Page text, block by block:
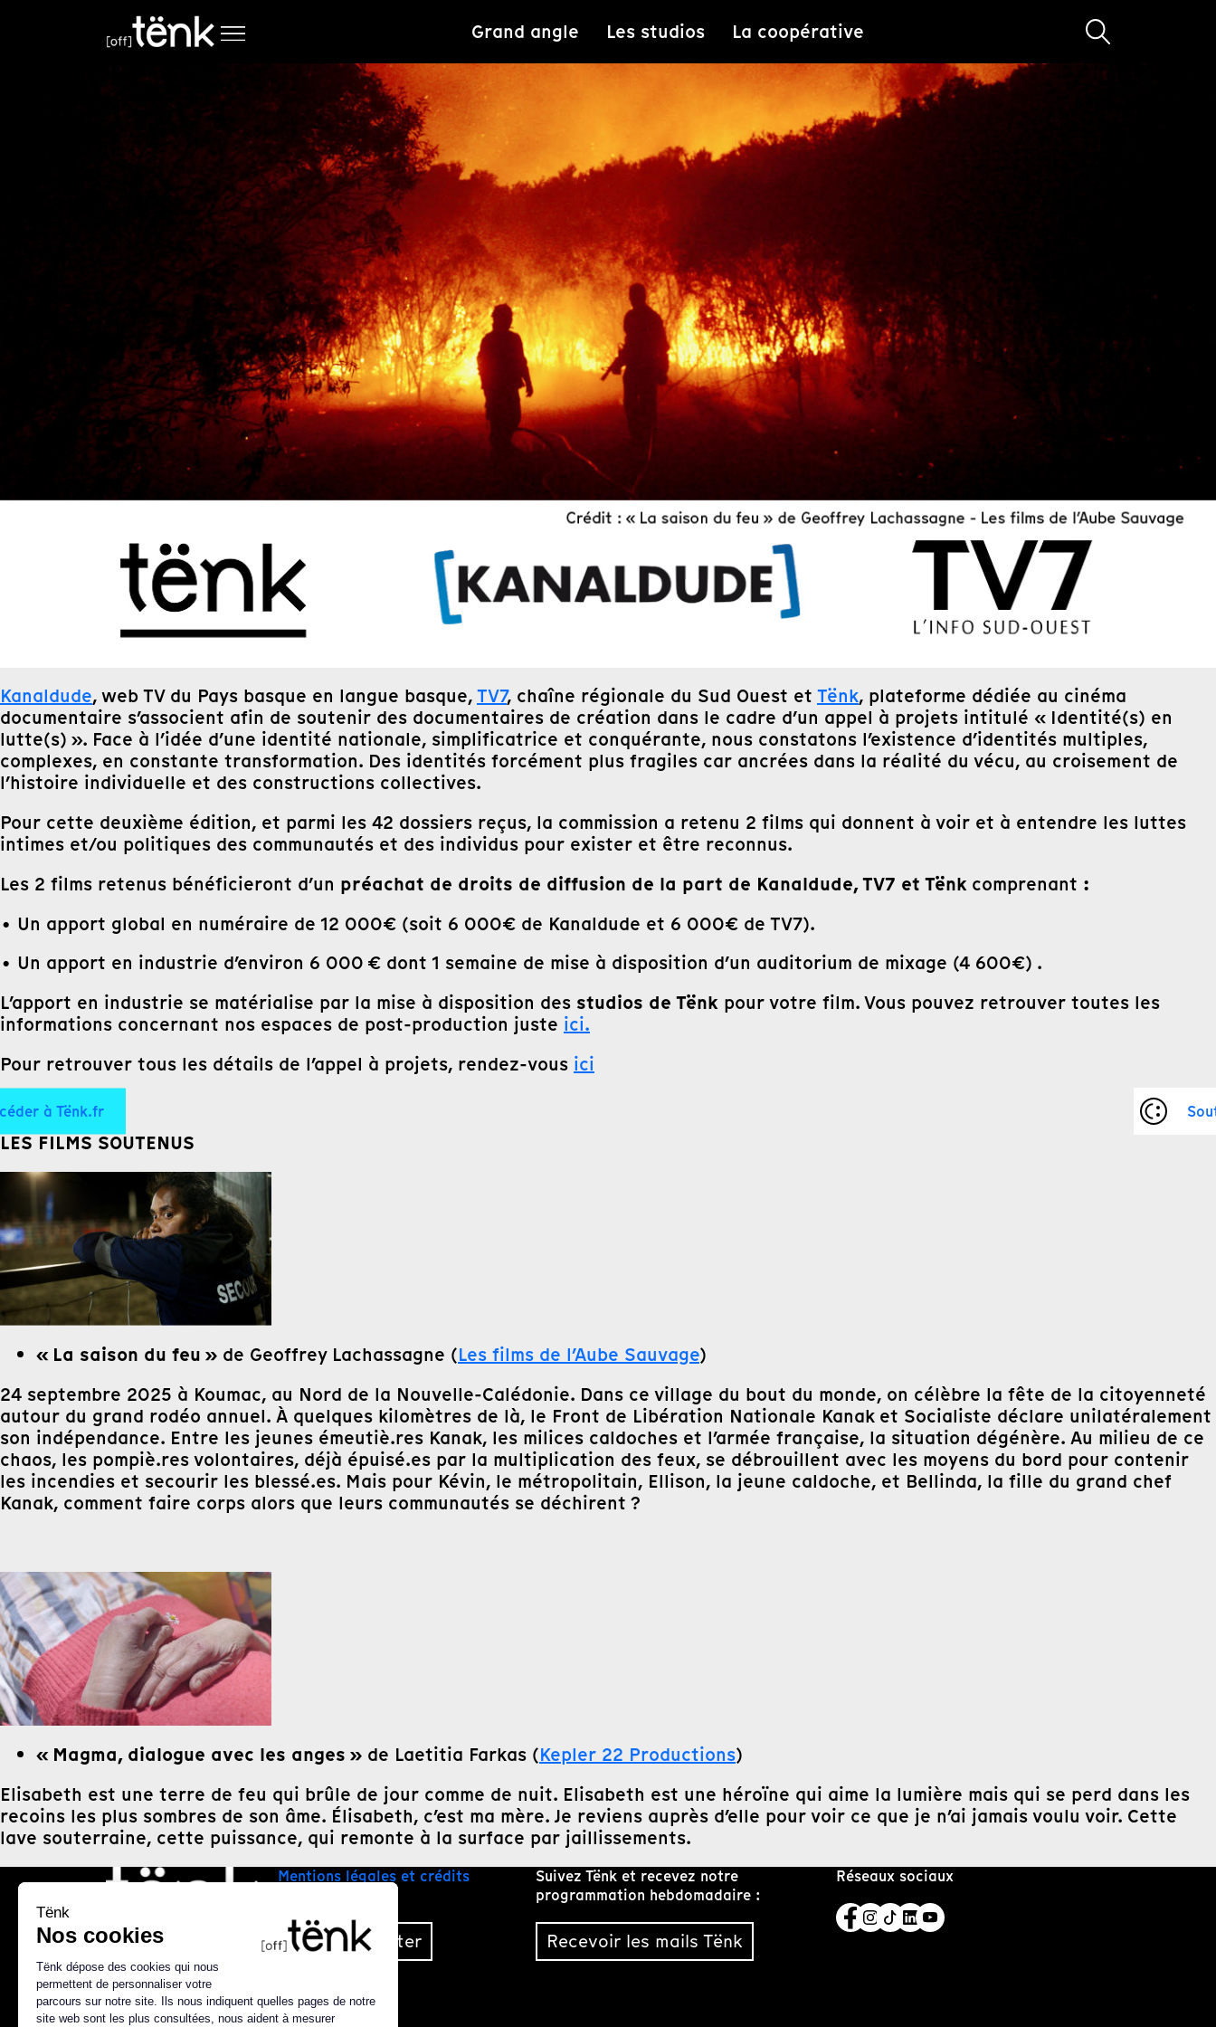
Grand angle Les studios La coopérative
à Tënk.fr
Kanaldude, web TV du Pays basque en langue basque,TV7, chaîne régionale du Sud Ouest et Tënk, plateforme dédiée au cinéma
documentaire s’associent afin de soutenir des documentaires de création dans le cadre d’un appel à projets intitulé « Identité(s) en
lutte(s) ». Face à l’idée d’une identité nationale, simplificatrice et conquérante, nous constatons l’existence d’identités multiples,
complexes, en constante transformation. Des identités forcément plus fragiles car ancrées dans la réalité du vécu, au croisement de
l’histoire individuelle et des constructions collectives.
Pour cette deuxième édition, et parmi les 42 dossiers reçus, la commission a retenu 2 films qui donnent à voir et à entendre les luttes
intimes et/ou politiques des communautés et des individus pour exister et être reconnus.
Les 2 films retenus bénéficieront d’un préachat de droits de diffusion de la part de Kanaldude, TV7 et Tënk comprenant :
• Un apport global en numéraire de 12 000€ (soit 6 000€ de Kanaldude et 6 000€ de TV7).
• Un apport en industrie d’environ 6 000 € dont 1 semaine de mise à disposition d’un auditorium de mixage (4 600€) .
L’apport en industrie se matérialise par la mise à disposition des studios de Tënk pour votre film. Vous pouvez retrouver toutes les
informations concernant nos espaces de post-production juste ici.
Pour retrouver tous les détails de l’appel à projets, rendez-vous ici
LES FILMS SOUTENUS
« La saison du feu » de Geoffrey Lachassagne (Les films de l’Aube Sauvage)
24 septembre 2025 à Koumac, au Nord de la Nouvelle-Calédonie. Dans ce village du bout du monde, on célèbre la fête de la citoyenneté
autour du grand rodéo annuel. À quelques kilomètres de là, le Front de Libération Nationale Kanak et Socialiste déclare unilatéralement
son indépendance. Entre les jeunes émeutiè.res Kanak, les milices caldoches et l’armée française, la situation dégénère. Au milieu de ce
chaos, les pompiè.res volontaires, déjà épuisé.es par la multiplication des feux, se débrouillent avec les moyens du bord pour contenir
les incendies et secourir les blessé.es. Mais pour Kévin, le métropolitain, Ellison, la jeune caldoche, et Bellinda, la fille du grand chef
Kanak, comment faire corps alors que leurs communautés se déchirent ?
« Magma, dialogue avec les anges » de Laetitia Farkas (Kepler 22 Productions)
Elisabeth est une terre de feu qui brûle de jour comme de nuit. Elisabeth est une héroïne qui aime la lumière mais qui se perd dans les
recoins les plus sombres de son âme. Élisabeth, c’est ma mère. Je reviens auprès d’elle pour voir ce que je n’ai jamais voulu voir. Cette
lave souterraine, cette puissance, qui remonte à la surface par jaillissements.
Mentions légales et crédits
Nous contacter
Suivez Tënk et recevez notre
programmation hebdomadaire :
Recevoir les mails Tënk
Réseaux sociaux